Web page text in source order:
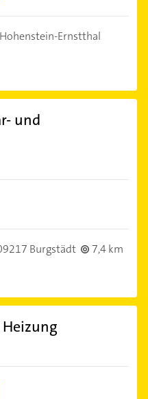
Ernstthal
und
Burgstädt
7,4 km